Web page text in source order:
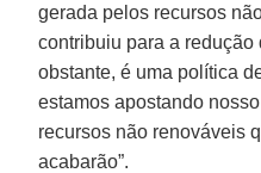
gerada pelos recursos
contribuiu para a
obstante, é uma política
estamos apostando
recursos não renováveis
acabarão”.